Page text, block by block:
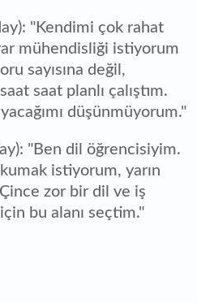
"Kendimi çok rahat
mühendisliği istiyorum
sayısına değil,
saat planlı çalıştım.
düşünmüyorum."
"Ben dil öğrencisiyim.
istiyorum, yarın
zor bir dil ve iş
bu alanı seçtim."